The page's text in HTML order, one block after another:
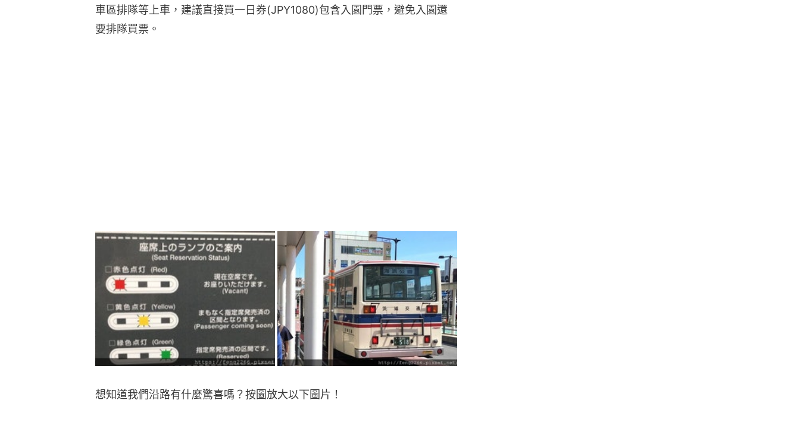
車區排隊等上車，建議直接買一日券(JPY1080)包含入園門票，避免入園還
要排隊買票。
想知道我們沿路有什麼驚喜嗎？按圖放大以下圖片！